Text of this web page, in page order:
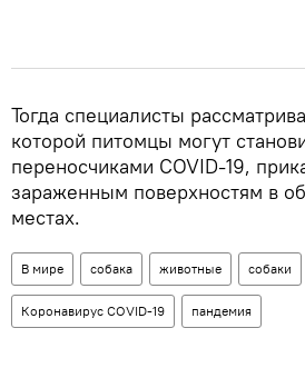
Тогда специалисты
которой питомцы могут
переносчиками COVID-19,
зараженным поверхностям в
местах.
В мире собака животные собаки
Коронавирус COVID-19 пандемия